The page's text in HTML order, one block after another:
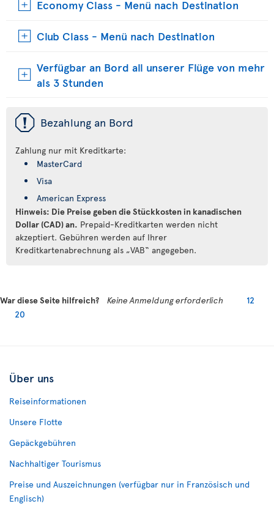
Economy Class - Menü nach Destination
Club Class - Menü nach Destination
Verfügbar an Bord all unserer Flüge von mehr
als 3 Stunden
ü Bezahlung an Bord
Zahlung nur mit Kreditkarte:
MasterCard
Visa
American Express
Hinweis: Die Preise geben die Stückkosten in kanadischen
Dollar (CAD) an. Prepaid-Kreditkarten werden nicht
akzeptiert. Gebühren werden auf Ihrer
Kreditkartenabrechnung als „VAB“ angegeben.
War diese Seite hilfreich? Keine Anmeldung erforderlich
12
20
Über uns
Reiseinformationen
Unsere Flotte
Gepäckgebühren
Nachhaltiger Tourismus
Preise und Auszeichnungen (verfügbar nur in Französisch und
Englisch)